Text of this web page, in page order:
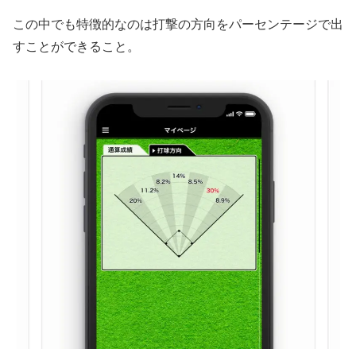
この中でも特徴的なのは打撃の方向をパーセンテージで出
すことができること。